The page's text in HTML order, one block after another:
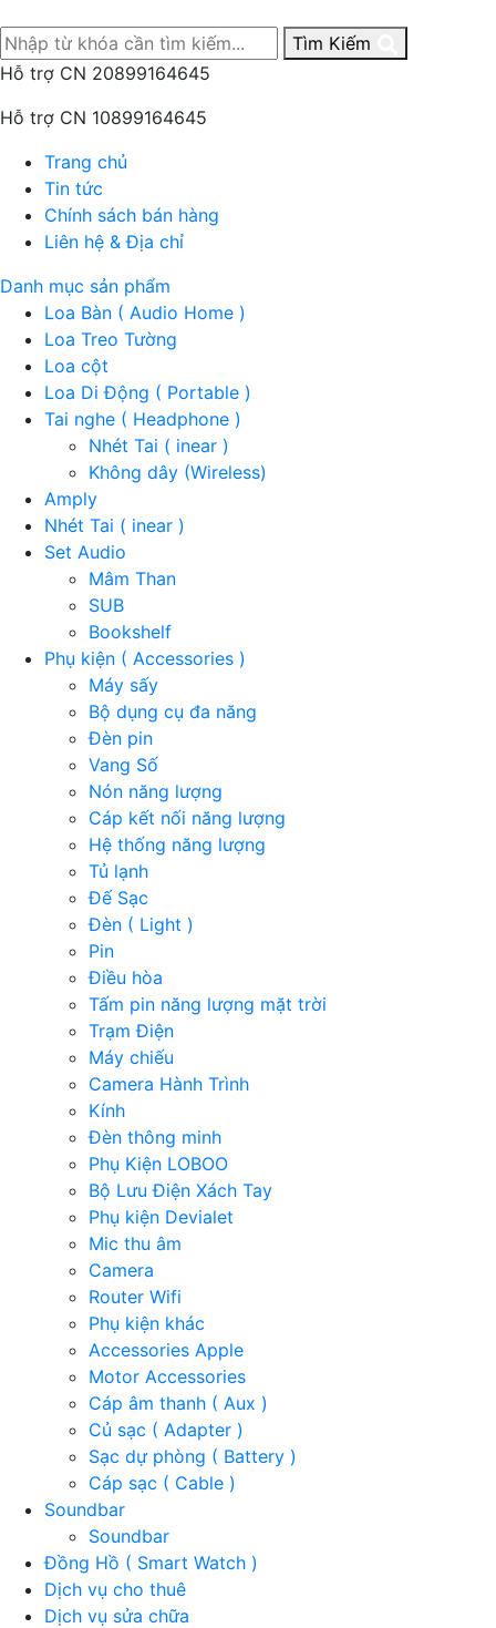
Tìm Kiếm
Hỗ trợ CN 20899164645
Hỗ trợ CN 10899164645
Trang chủ
Tin tức
Chính sách bán hàng
Liên hệ & Địa chỉ
Danh mục sản phẩm
Loa Bàn ( Audio Home )
Loa Treo Tường
Loa cột
Loa Di Động ( Portable )
Tai nghe ( Headphone )
Nhét Tai ( inear )
Không dây (Wireless)
Amply
Nhét Tai ( inear )
Set Audio
Mâm Than
SUB
Bookshelf
Phụ kiện ( Accessories )
Máy sấy
Bộ dụng cụ đa năng
Đèn pin
Vang Số
Nón năng lượng
Cáp kết nối năng lượng
Hệ thống năng lượng
Tủ lạnh
Đế Sạc
Đèn ( Light )
Pin
Điều hòa
Tấm pin năng lượng mặt trời
Trạm Điện
Máy chiếu
Camera Hành Trình
Kính
Đèn thông minh
Phụ Kiện LOBOO
Bộ Lưu Điện Xách Tay
Phụ kiện Devialet
Mic thu âm
Camera
Router Wifi
Phụ kiện khác
Accessories Apple
Motor Accessories
Cáp âm thanh ( Aux )
Củ sạc ( Adapter )
Sạc dự phòng ( Battery )
Cáp sạc ( Cable )
Soundbar
Soundbar
Đồng Hồ ( Smart Watch )
Dịch vụ cho thuê
Dịch vụ sửa chữa